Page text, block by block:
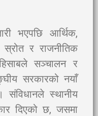
भएपछि आर्थिक,
स्रोत र राजनीतिक
सञ्चालन र
सरकारको नयाँ
स्थानीय
दिएको छ, जसमा